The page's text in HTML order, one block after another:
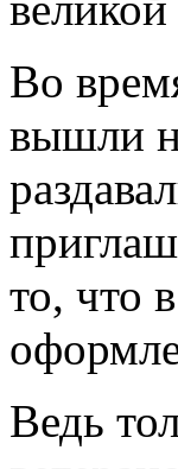
Во
вышли
то, что
Ведь